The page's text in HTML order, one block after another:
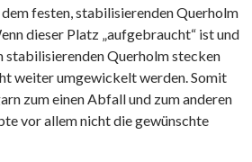
festen, stabilisierenden Querholm
dieser Platz „aufgebraucht“ ist und
stabilisierenden Querholm stecken
weiter umgewickelt werden. Somit
zum einen Abfall und zum anderen
vor allem nicht die gewünschte